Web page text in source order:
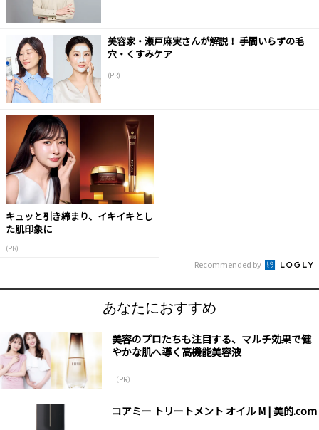
美容家・瀬戸麻実さんが解説！ 手間いらずの毛
穴・くすみケア
(PR)
キュッと引き締まり、イキイキとし
た肌印象に
(PR)
Recommended by
あなたにおすすめ
美容のプロたちも注目する、マルチ効果で健
やかな肌へ導く高機能美容液
（PR）
コアミー トリートメント オイル M | 美的.com